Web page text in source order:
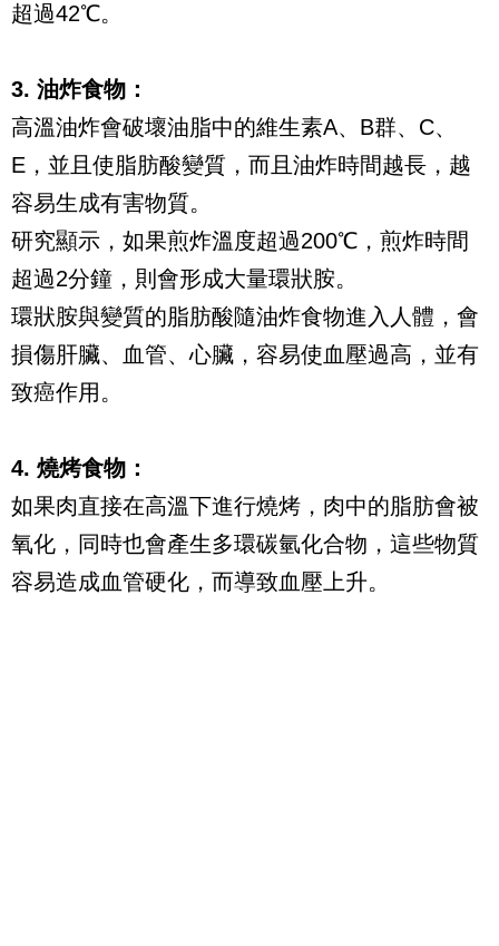
超過42℃。
3. 油炸食物：
高溫油炸會破壞油脂中的維生素A、B群、C、
E，並且使脂肪酸變質，而且油炸時間越長，越
容易生成有害物質。
研究顯示，如果煎炸溫度超過200℃，煎炸時間
超過2分鐘，則會形成大量環狀胺。
環狀胺與變質的脂肪酸隨油炸食物進入人體，會
損傷肝臟、血管、心臟，容易使血壓過高，並有
致癌作用。
4. 燒烤食物：
如果肉直接在高溫下進行燒烤，肉中的脂肪會被
氧化，同時也會產生多環碳氫化合物，這些物質
容易造成血管硬化，而導致血壓上升。